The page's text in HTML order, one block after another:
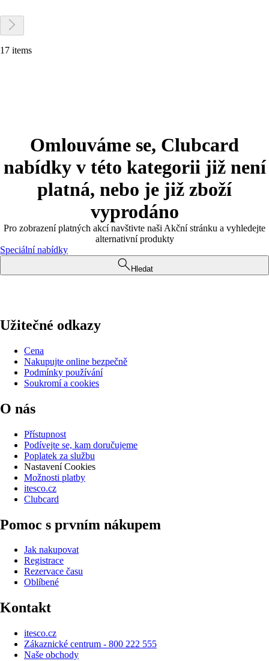
17 items
Omlouváme se, Clubcard
nabídky v této kategorii již není
platná, nebo je již zboží
vyprodáno
Pro zobrazení platných akcí navštivte naši Akční stránku a vyhledejte
alternativní produkty
Speciální nabídky
Hledat
Užitečné odkazy
Cena
Nakupujte online bezpečně
Podmínky používání
Soukromí a cookies
O nás
Přístupnost
Podívejte se, kam doručujeme
Poplatek za službu
Nastavení Cookies
Možnosti platby
itesco.cz
Clubcard
Pomoc s prvním nákupem
Jak nakupovat
Registrace
Rezervace času
Oblíbené
Kontakt
itesco.cz
Zákaznické centrum - 800 222 555
Naše obchody